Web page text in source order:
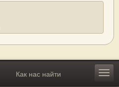
Как нас найти